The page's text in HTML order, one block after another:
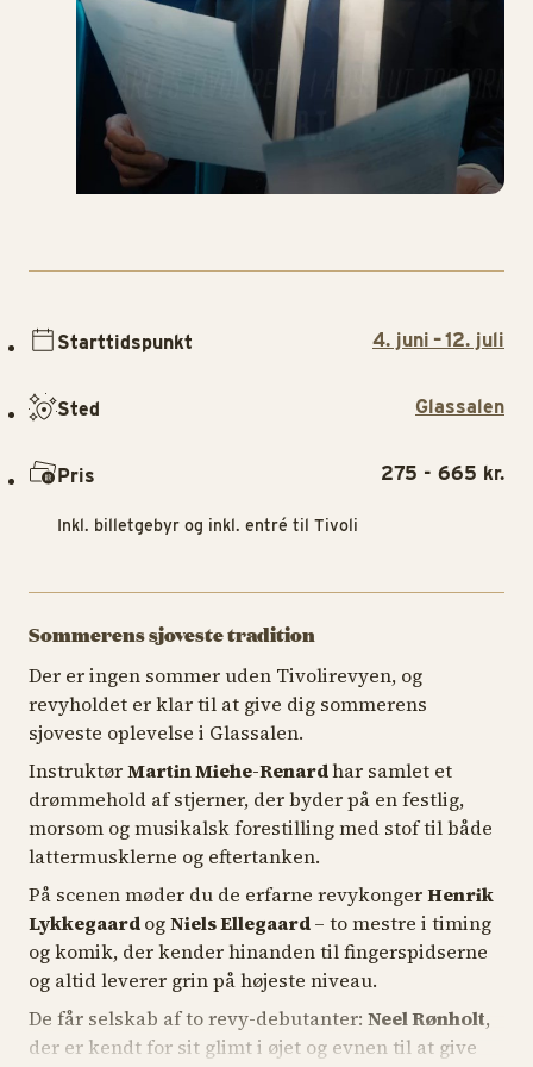
Sommerens sjoveste tradition
Der er ingen sommer uden Tivolirevyen, og
revyholdet er klar til at give dig sommerens
sjoveste oplevelse i Glassalen.
InstruktørMartin Miehe-Renardhar samlet et
drømmehold af stjerner, der byder på en festlig,
morsom og musikalsk forestilling med stof til både
lattermusklerne og eftertanken.
På scenen møder du de erfarne revykongerHenrik
LykkegaardogNiels Ellegaard– to mestre i timing
og komik, der kender hinanden til fingerspidserne
og altid leverer grin på højeste niveau.
De får selskab af to revy-debutanter: Neel Rønholt,
der er kendt for sit glimt i øjet og evnen til at give
Starttidspunkt 4. juni – 12. juli
Sted Glassalen
Pris 275 - 665 kr.
Inkl. billetgebyr og inkl. entré til Tivoli